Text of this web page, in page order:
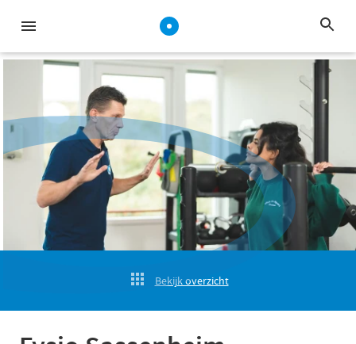
Bekijk overzicht